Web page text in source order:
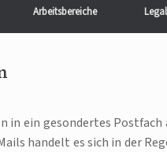
Arbeitsbereiche
ein gesondertes Postfach
handelt es sich in der